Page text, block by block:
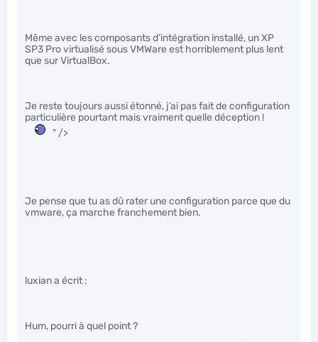
Même avec les composants d’intégration installé, un XP
SP3 Pro virtualisé sous VMWare est horriblement plus lent
que sur VirtualBox.
Je reste toujours aussi étonné, j’ai pas fait de configuration
particulière pourtant mais vraiment quelle déception !
" />
Je pense que tu as dû rater une configuration parce que du
vmware, ça marche franchement bien.
luxian a écrit :
Hum, pourri à quel point ?